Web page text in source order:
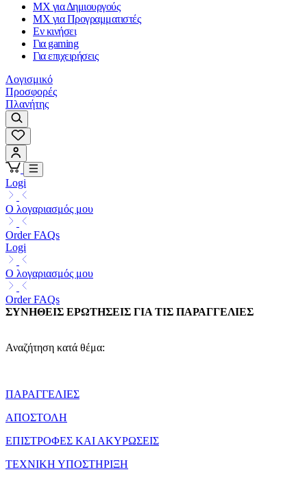
MX για Δημιουργούς
MX για Προγραμματιστές
Εν κινήσει
Για gaming
Για επιχειρήσεις
Λογισμικό
Προσφορές
Πλανήτης
Logi
Ο λογαριασμός μου
Order FAQs
Logi
Ο λογαριασμός μου
Order FAQs
ΣΥΝΗΘΕΙΣ ΕΡΩΤΗΣΕΙΣ ΓΙΑ ΤΙΣ ΠΑΡΑΓΓΕΛΙΕΣ
Αναζήτηση κατά θέμα:
ΠΑΡΑΓΓΕΛΙΕΣ
ΑΠΟΣΤΟΛΗ
ΕΠΙΣΤΡΟΦΕΣ ΚΑΙ ΑΚΥΡΩΣΕΙΣ
ΤΕΧΝΙΚΗ ΥΠΟΣΤΗΡΙΞΗ